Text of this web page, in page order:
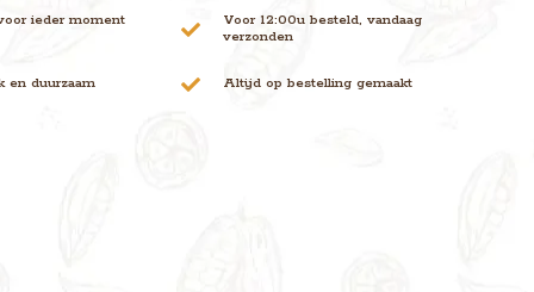
ieder moment
Voor 12:00u besteld, vandaag
verzonden
en duurzaam Altijd op bestelling gemaakt